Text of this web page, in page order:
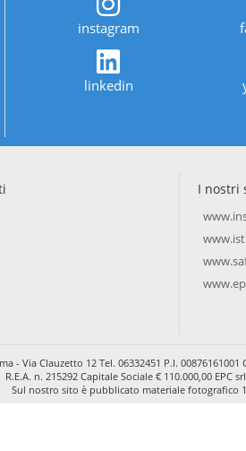
instagram
linkedin
I nostri
- Via Clauzetto 12 Tel. 06332451 P.I.
R.E.A. n. 215292 Capitale Sociale € 110.000,00 EPC
Sul nostro sito è pubblicato materiale fotografico